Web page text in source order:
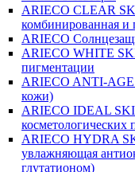
ARIECO CLEAR
комбинированная и
ARIECO
ARIECO WHITE
пигментации
ARIECO ANTI-
кожи)
ARIECO IDEAL
косметологических
ARIECO HYDRA
увлажняющая
глутатионом)